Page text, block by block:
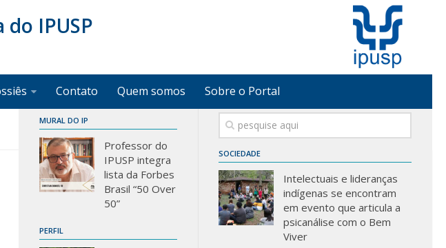
IPUSP
Contato Quem somos Sobre o Portal
SOCIEDADE
Intelectuais e lideranças
indígenas se encontram
em evento que articula a
psicanálise com o Bem
Viver
MURAL DO IP
Professor do
IPUSP integra
lista da Forbes
Brasil “50 Over
50”
PERFIL